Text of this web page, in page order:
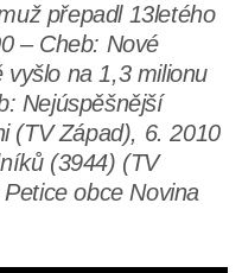
přepadl 13letého
– Cheb: Nové
na 1,3 milionu
Nejúspěšnější
(TV Západ), 6. 2010
(3944) (TV
obce Novina